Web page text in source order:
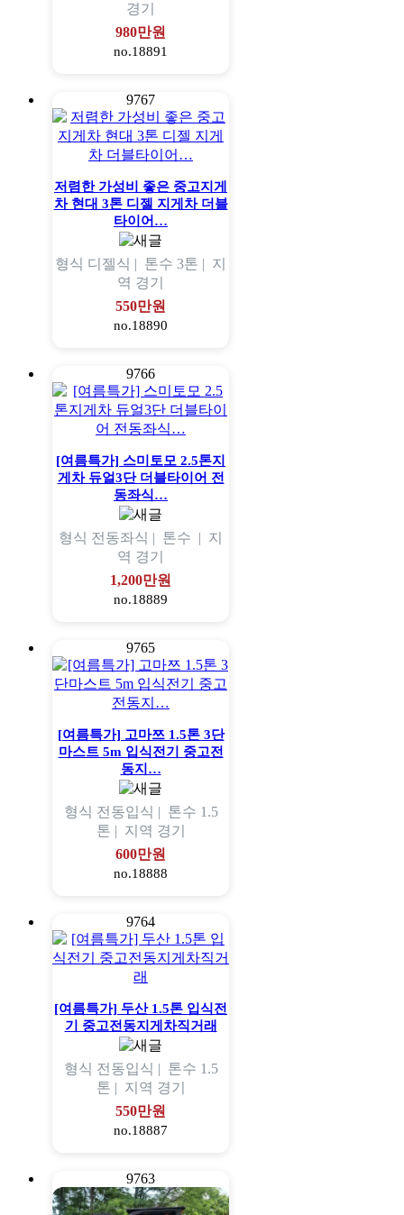
경기
980만원
no.18891
9767
저렴한 가성비 좋은 중고지게
차 현대 3톤 디젤 지게차 더블
타이어…
형식 디젤식 | 톤수 3톤 | 지
역 경기
550만원
no.18890
9766
[여름특가] 스미토모 2.5톤지
게차 듀얼3단 더블타이어 전
동좌식…
형식 전동좌식 | 톤수 | 지
역 경기
1,200만원
no.18889
9765
[여름특가] 고마쯔 1.5톤 3단
마스트 5m 입식전기 중고전
동지…
형식 전동입식 | 톤수 1.5
톤 | 지역 경기
600만원
no.18888
9764
[여름특가] 두산 1.5톤 입식전
기 중고전동지게차직거래
형식 전동입식 | 톤수 1.5
톤 | 지역 경기
550만원
no.18887
9763